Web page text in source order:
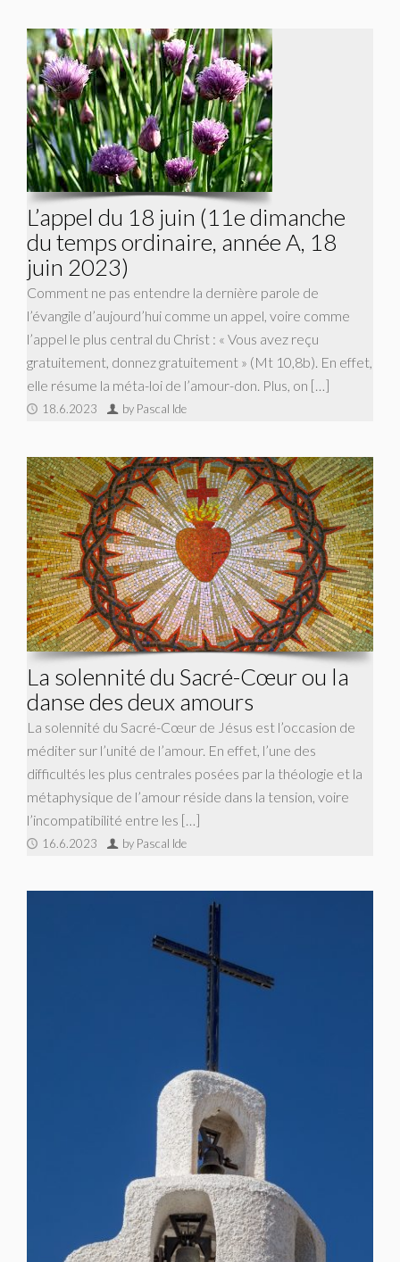
L’appel du 18 juin (11e dimanche
du temps ordinaire, année A, 18
juin 2023)
Comment ne pas entendre la dernière parole de
l’évangile d’aujourd’hui comme un appel, voire comme
l’appel le plus central du Christ : « Vous avez reçu
gratuitement, donnez gratuitement » (Mt 10,8b). En effet,
elle résume la méta-loi de l’amour-don. Plus, on […]
18.6.2023 by Pascal Ide
La solennité du Sacré-Cœur ou la
danse des deux amours
La solennité du Sacré-Cœur de Jésus est l’occasion de
méditer sur l’unité de l’amour. En effet, l’une des
difficultés les plus centrales posées par la théologie et la
métaphysique de l’amour réside dans la tension, voire
l’incompatibilité entre les […]
16.6.2023 by Pascal Ide